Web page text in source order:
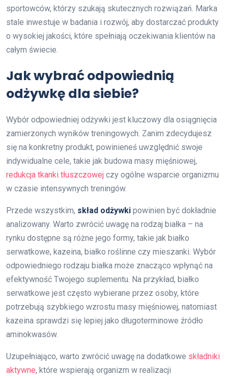
sportowców, którzy szukają skutecznych rozwiązań. Marka
stale inwestuje w badania i rozwój, aby dostarczać produkty
o wysokiej jakości, które spełniają oczekiwania klientów na
całym świecie.
Jak wybrać odpowiednią
odżywkę dla siebie?
Wybór odpowiedniej odżywki jest kluczowy dla osiągnięcia
zamierzonych wyników treningowych. Zanim zdecydujesz
się na konkretny produkt, powinieneś uwzględnić swoje
indywidualne cele, takie jak budowa masy mięśniowej,
redukcja tkanki tłuszczowej czy ogólne wsparcie organizmu
w czasie intensywnych treningów.
Przede wszystkim, skład odżywki powinien być dokładnie
analizowany. Warto zwrócić uwagę na rodzaj białka – na
rynku dostępne są różne jego formy, takie jak białko
serwatkowe, kazeina, białko roślinne czy mieszanki. Wybór
odpowiedniego rodzaju białka może znacząco wpłynąć na
efektywność Twojego suplementu. Na przykład, białko
serwatkowe jest często wybierane przez osoby, które
potrzebują szybkiego wzrostu masy mięśniowej, natomiast
kazeina sprawdzi się lepiej jako długoterminowe źródło
aminokwasów.
Uzupełniająco, warto zwrócić uwagę na dodatkowe składniki
aktywne, które wspierają organizm w realizacji